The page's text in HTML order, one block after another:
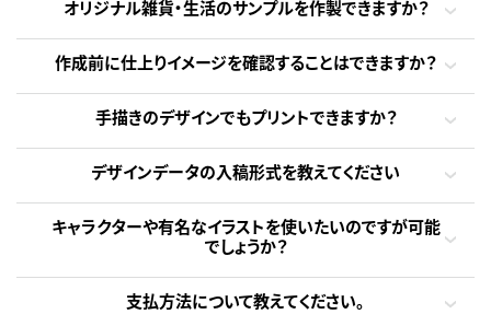
オリジナル雑貨・生活のサンプルを作製できますか？
作成前に仕上りイメージを確認することはできますか？
手描きのデザインでもプリントできますか？
デザインデータの入稿形式を教えてください
キャラクターや有名なイラストを使いたいのですが可能
でしょうか？
支払方法について教えてください。